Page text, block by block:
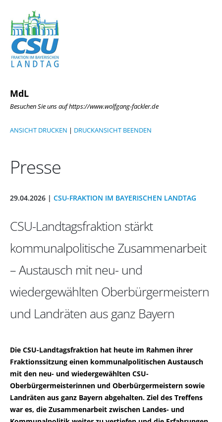
MdL
Besuchen Sie uns auf https://www.wolfgang-fackler.de
ANSICHT DRUCKEN | DRUCKANSICHT BEENDEN
Presse
29.04.2026 | CSU-FRAKTION IM BAYERISCHEN LANDTAG
CSU-Landtagsfraktion stärkt
kommunalpolitische Zusammenarbeit
– Austausch mit neu- und
wiedergewählten Oberbürgermeistern
und Landräten aus ganz Bayern
Die CSU-Landtagsfraktion hat heute im Rahmen ihrer
Fraktionssitzung einen kommunalpolitischen Austausch
mit den neu- und wiedergewählten CSU-
Oberbürgermeisterinnen und Oberbürgermeistern sowie
Landräten aus ganz Bayern abgehalten. Ziel des Treffens
war es, die Zusammenarbeit zwischen Landes- und